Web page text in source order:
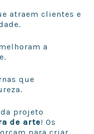
atraem clientes e
a
que
projeto
de arte! Os